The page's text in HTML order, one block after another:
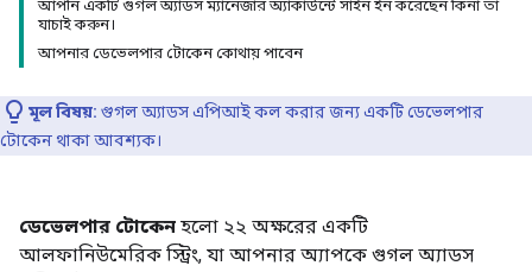
আপনি একটি গুগল অ্যাডস ম্যানেজার অ্যাকাউন্টে সাইন ইন করেছেন কিনা তা
যাচাই করুন।
আপনার ডেভেলপার টোকেন কোথায় পাবেন
মূল বিষয়: গুগল অ্যাডস এপিআই কল করার জন্য একটি ডেভেলপার
টোকেন থাকা আবশ্যক।
ডেভেলপার টোকেন হলো ২২ অক্ষরের একটি
আলফানিউমেরিক স্ট্রিং, যা আপনার অ্যাপকে গুগল অ্যাডস